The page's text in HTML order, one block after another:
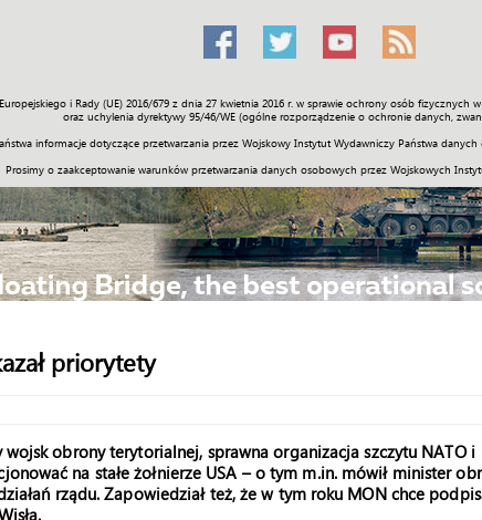
i Rady (UE) 2016/679 z dnia 27 kwietnia 2016 r. w sprawie ochrony osób
oraz uchylenia dyrektywy 95/46/WE (ogólne rozporządzenie o ochronie danych,
informacje dotyczące przetwarzania przez Wojskowy Instytut Wydawniczy Państwa
Prosimy o zaakceptowanie warunków przetwarzania danych osobowych przez Wojskowych
Prawo Świat Społeczność Sport Historia Galerie
priorytety
obrony terytorialnej, sprawna organizacja szczytu NATO i
na stałe żołnierze USA – o tym m.in. mówił minister
rządu. Zapowiedział też, że w tym roku MON chce